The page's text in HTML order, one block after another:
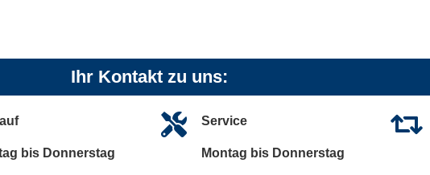
Ihr Kontakt zu uns:
bis Donnerstag
Service
Montag bis Donnerstag